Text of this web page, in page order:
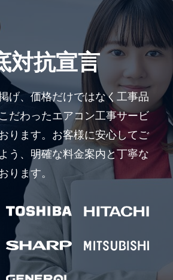
対抗宣言
げ、価格だけではなく工事品
だわったエアコン工事サービ
ります。お客様に安心してご
う、明確な料金案内と丁寧な
ります。